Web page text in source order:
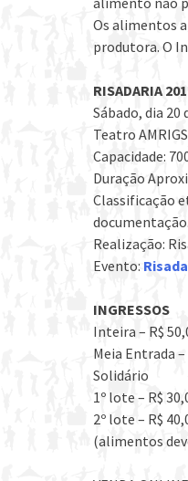
Os alimentos
produtora. O
RISADARIA
Sábado, dia 20
Teatro
Capacidade:
Duração
Classificação
documentação.
Realização:
Evento:
INGRESSOS
Inteira – R$
Meia Entrada –
Solidário
1º lote – R$
2º lote – R$
(alimentos